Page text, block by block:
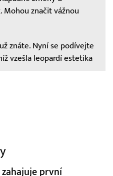
Mohou značit vážnou
znáte. Nyní se podívejte
vzešla leopardí estetika
první